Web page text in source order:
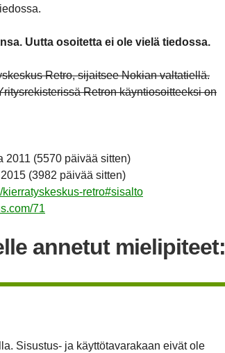
Uutta osoitetta ei ole vielä tiedossa.
Retro, sijaitsee Nokian valtatiellä.
Retron käyntiosoitteeksi on
2011 (5570 päivää sitten)
(3982 päivää sitten)
retro#sisalto
71
annetut mielipiteet:
Sisustus- ja käyttötavarakaan eivät ole